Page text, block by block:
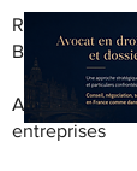
RODOLPHE
BARREAU DE
entreprises